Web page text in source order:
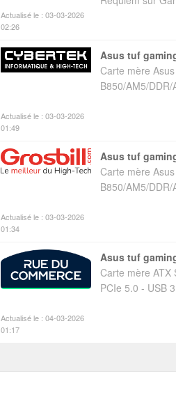
Actualisé le : 03-03-2026
02:26
Actualisé le : 03-03-2026
01:49
asus tuf
Carte mère
B850/AM5/DDR/
Actualisé le : 03-03-2026
01:34
asus tuf
Carte mère
B850/AM5/DDR/
Actualisé le : 04-03-2026
01:17
asus tuf
Carte mère ATX
PCIe 5.0 - USB